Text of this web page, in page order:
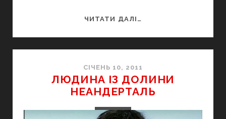
ЧИТАТИ ДАЛІ…
СІЧЕНЬ 10, 2011
ЛЮДИНА ІЗ ДОЛИНИ
НЕАНДЕРТАЛЬ